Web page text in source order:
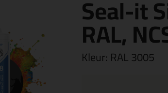
Seal-it
RAL,
Kleur: RAL 3005